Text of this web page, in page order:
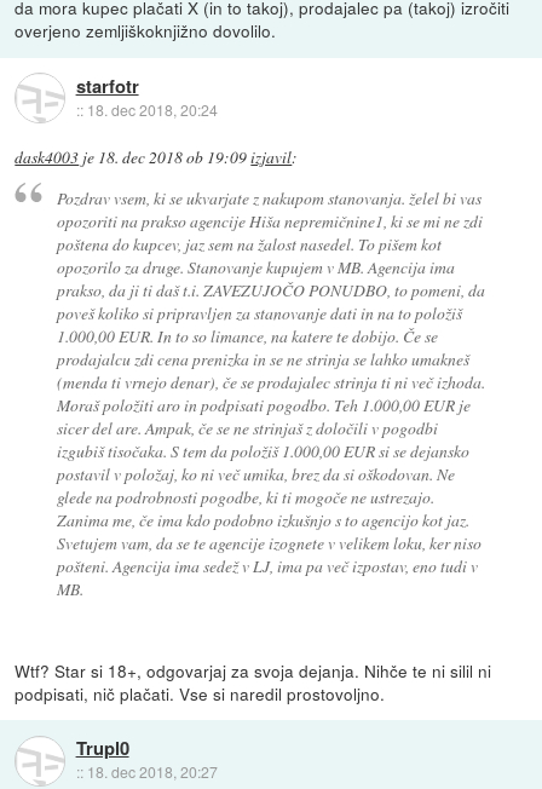
da mora kupec plačati X (in to takoj), prodajalec pa (takoj) izročiti
overjeno zemljiškoknjižno dovolilo.
starfotr
:: 18. dec 2018, 20:24
dask4003 je 18. dec 2018 ob 19:09izjavil:
Pozdrav vsem, ki se ukvarjate z nakupom stanovanja. želel bi vas
opozoriti na prakso agencije Hiša nepremičnine1, ki se mi ne zdi
poštena do kupcev, jaz sem na žalost nasedel. To pišem kot
opozorilo za druge. Stanovanje kupujem v MB. Agencija ima
prakso, da ji ti daš t.i. ZAVEZUJOČO PONUDBO, to pomeni, da
poveš koliko si pripravljen za stanovanje dati in na to položiš
1.000,00 EUR. In to so limance, na katere te dobijo. Če se
prodajalcu zdi cena prenizka in se ne strinja se lahko umakneš
(menda ti vrnejo denar), če se prodajalec strinja ti ni več izhoda.
Moraš položiti aro in podpisati pogodbo. Teh 1.000,00 EUR je
sicer del are. Ampak, če se ne strinjaš z določili v pogodbi
izgubiš tisočaka. S tem da položiš 1.000,00 EUR si se dejansko
postavil v položaj, ko ni več umika, brez da si oškodovan. Ne
glede na podrobnosti pogodbe, ki ti mogoče ne ustrezajo.
Zanima me, če ima kdo podobno izkušnjo s to agencijo kot jaz.
Svetujem vam, da se te agencije izognete v velikem loku, ker niso
pošteni. Agencija ima sedež v LJ, ima pa več izpostav, eno tudi v
MB.
Wtf? Star si 18+, odgovarjaj za svoja dejanja. Nihče te ni silil ni
podpisati, nič plačati. Vse si naredil prostovoljno.
Trupl0
:: 18. dec 2018, 20:27